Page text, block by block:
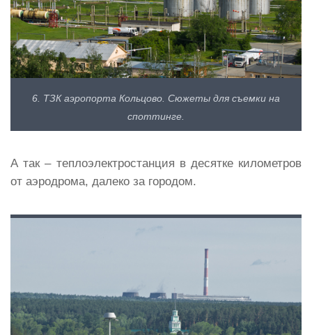
6. ТЗК аэропорта Кольцово. Сюжеты для съемки на
споттинге.
А так – теплоэлектростанция в десятке километров
от аэродрома, далеко за городом.